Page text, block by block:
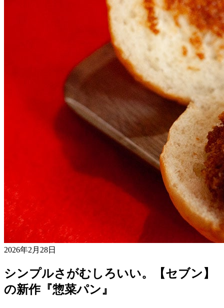
2026年2月28日
シンプルさがむしろいい。【セブン】
の新作『惣菜パン』